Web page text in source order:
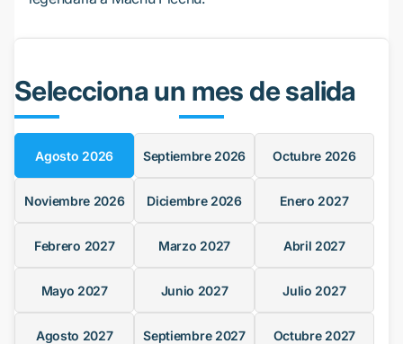
Selecciona un mes de salida
Agosto 2026 Septiembre 2026 Octubre 2026
Noviembre 2026 Diciembre 2026 Enero 2027
Febrero 2027 Marzo 2027 Abril 2027
Mayo 2027 Junio 2027 Julio 2027
Agosto 2027 Septiembre 2027 Octubre 2027